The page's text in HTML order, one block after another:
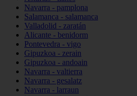
Navarra - pamplona
Salamanca - salamanca
Valladolid - zaratán
Alicante - benidorm
Pontevedra - vigo
Gipuzkoa - zerain
Gipuzkoa - andoain
Navarra - valtierra
Navarra - gesalatz
Navarra - larraun